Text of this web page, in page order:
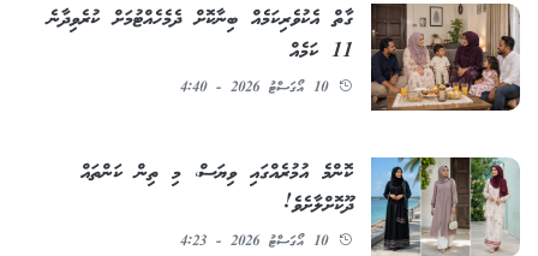
ގާތް އެކުވެރިކަމެއް ބިނާކޮށް ދެމެހެއްޓުމަށް ކުރެވިދާނެ
11 ކަމެއް
10 އޯގަސްޓު 2026 - 4:40
ކޮންމެ އުމުރެއްގައި ވިޔަސް، މި ތިން ކަންތައް
ދޫކޮށްލާށެވެ!
10 އޯގަސްޓު 2026 - 4:23